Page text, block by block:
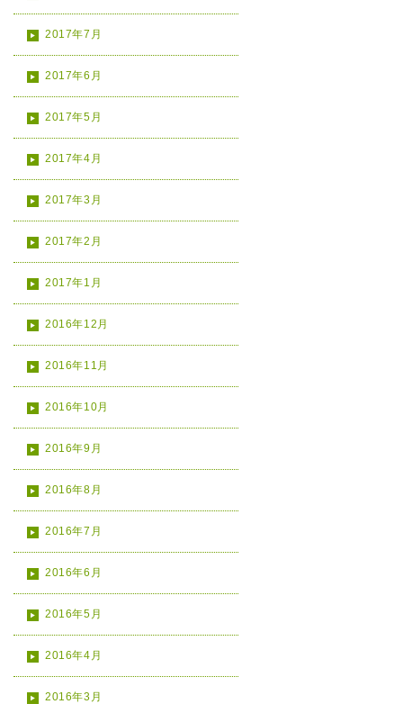
2017年7月
2017年6月
2017年5月
2017年4月
2017年3月
2017年2月
2017年1月
2016年12月
2016年11月
2016年10月
2016年9月
2016年8月
2016年7月
2016年6月
2016年5月
2016年4月
2016年3月